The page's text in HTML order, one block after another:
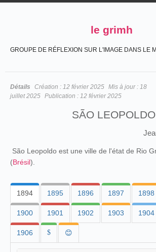
le grimh
GROUPE DE RÉFLEXION SUR L'IMAGE DANS LE
Détails Création : 12 février 2025 Mis à jour : 18
juillet 2025 Publication : 12 février 2025
SÃO LEOPOLDO
São Leopoldo est une ville de l'état de Rio
(Brésil).
1894 1895 1896 1897 1898
1900 1901 1902 1903 1904
1906 $ 😊